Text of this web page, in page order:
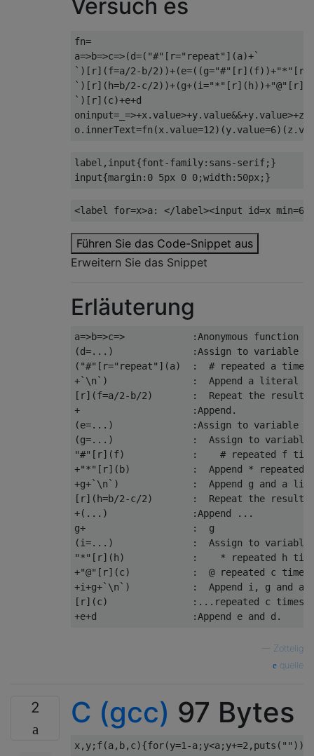
Versuch es
fn=
a=>b=>c=>(d=( "#" [ r="repeat" ](a)+`
`)[ r](f=a/2- b/2))+(e=((g="#" [ r](f))+"*" [ r
`)[ r]( h=b/2-c/2))+(g+(i="*" [ r]( h))+"@" [ r](
`)[ r](c)+e+d
oninput= =>+x. value>+y. value&&+y. value>+z
o. innerText=fn (x. value=12)(y. value=6)(z .
label , input{font-family: sans-serif;}
input{margin : 0 5px 0 0;width : 50px;}
<label for=x>a: </label><input id=x min=6
Führen Sie das Code-Snippet aus
Erweitern Sie das Snippet
Erläuterung
a=>b=>c=>            :Anonymous function
(d=...)              :Assign to variable
("#"[r="repeat"](a)  :  # repeated a
+`\n`)               :  Append a literal
[r](f=a/2-b/2)       :  Repeat the
+                    :Append.
(e=...)              :Assign to variable
(g=...)              :  Assign to
"#"[r](f)            :    # repeated f
+"*"[r](b)           :  Append * repeated
+g+`\n`)             :  Append g and a
[r](h=b/2-c/2)       :  Repeat the
+(...)               :Append ...
g+                   :  g
(i=...)              :  Assign to
"*"[r](h)            :    * repeated h
+"@"[r](c)           :  @ repeated c times
+i+g+`\n`)           :  Append i, g and a
[r](c)               :...repeated c times.
Zottelig
quelle
2 C (gcc) 97 Bytes
x, y; f(a, b, c){for(y=1 -a; y<a; y+=2 , puts ( "" ))